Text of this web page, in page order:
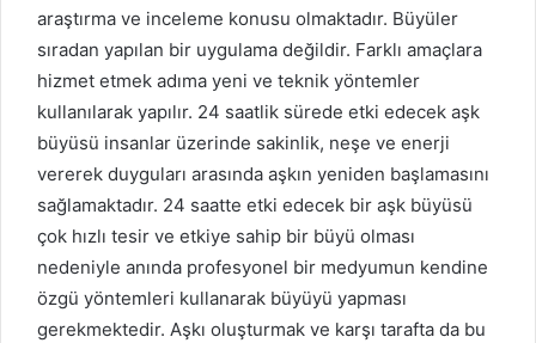
araştırma ve inceleme konusu olmaktadır. Büyüler
sıradan yapılan bir uygulama değildir. Farklı amaçlara
hizmet etmek adıma yeni ve teknik yöntemler
kullanılarak yapılır. 24 saatlik sürede etki edecek aşk
büyüsü insanlar üzerinde sakinlik, neşe ve enerji
vererek duyguları arasında aşkın yeniden başlamasını
sağlamaktadır. 24 saatte etki edecek bir aşk büyüsü
çok hızlı tesir ve etkiye sahip bir büyü olması
nedeniyle anında profesyonel bir medyumun kendine
özgü yöntemleri kullanarak büyüyü yapması
gerekmektedir. Aşkı oluşturmak ve karşı tarafta da bu